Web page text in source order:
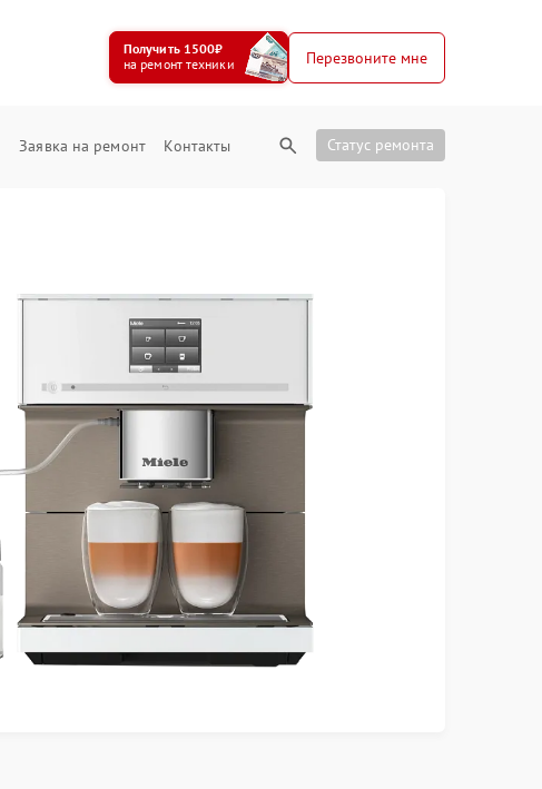
Получить 1500₽
на ремонт техники
Перезвоните мне
Заявка на ремонт Контакты Статус ремонта